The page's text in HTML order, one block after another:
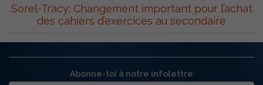
Sorel-Tracy: Changement important pour l’achat
des cahiers d’exercices au secondaire
Abonne-toi à notre infolettre